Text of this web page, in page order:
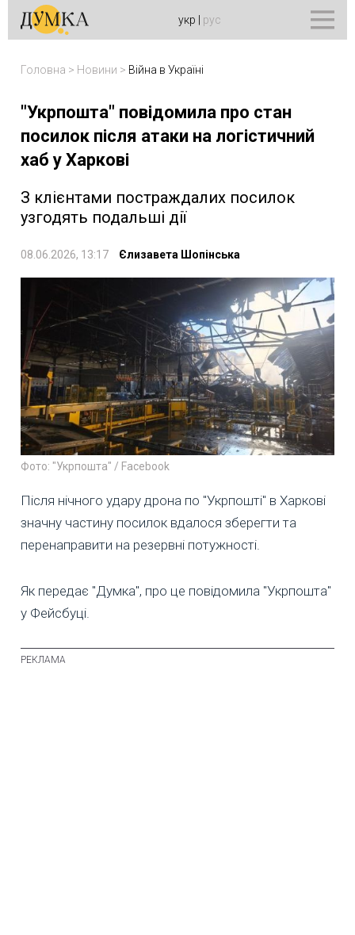
укр рус
Головна > Новини > Війна в Україні
"Укрпошта" повідомила про стан
посилок після атаки на логістичний
хаб у Харкові
З клієнтами постраждалих посилок
узгодять подальші дії
08.06.2026, 13:17 Єлизавета Шопінська
Фото: "Укрпошта" / Facebook
Після нічного удару дрона по "Укрпошті" в Харкові
значну частину посилок вдалося зберегти та
перенаправити на резервні потужності.
Як передає "Думка", про це повідомила "Укрпошта"
у Фейсбуці.